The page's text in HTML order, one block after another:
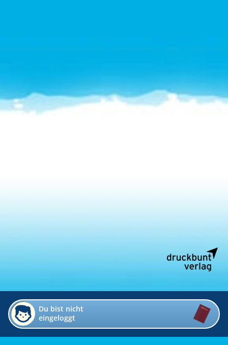
Du bist nicht
eingeloggt